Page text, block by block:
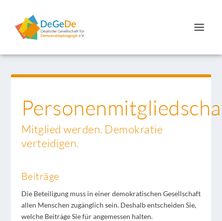
Mitglied werden. Demokratie
verteidigen.
Beiträge
Die Beteiligung muss in einer demokratischen Gesellschaft
allen Menschen zugänglich sein. Deshalb entscheiden Sie,
welche Beiträge Sie für angemessen halten.